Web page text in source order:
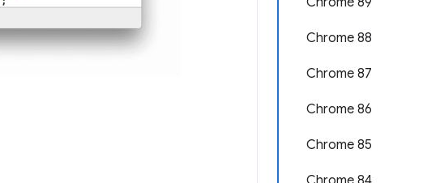
Chrome 88
Chrome 87
Chrome 86
Chrome 85